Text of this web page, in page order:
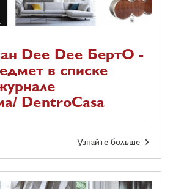
Dee Dee БертО -
в списке
DentroCasа
Узнайте больше